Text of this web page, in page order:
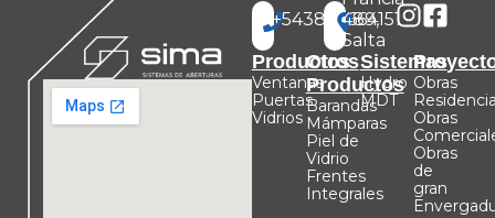
+543875664151
489,
Salta
Productos
Ventanas
Puertas
Vidrios
Otros
Productos
Barandas
Mámparas
Piel de
Vidrio
Frentes
Integrales
Sistemas
Hydro
MDT
Obras
Obras
Obras
de
gran